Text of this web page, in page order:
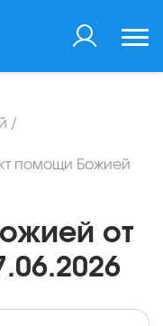
/
помощи Божией
от